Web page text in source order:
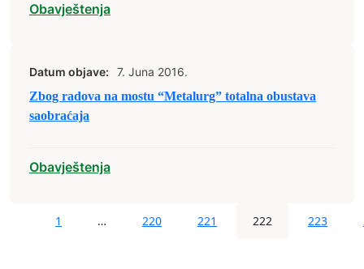
Obavještenja
Datum objave:
7. Juna 2016.
Zbog radova na mostu “Metalurg” totalna obustava
saobraćaja
Obavještenja
1 … 220 221 222 223